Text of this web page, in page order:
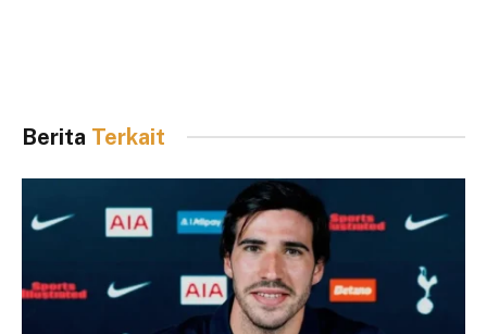
Berita Terkait